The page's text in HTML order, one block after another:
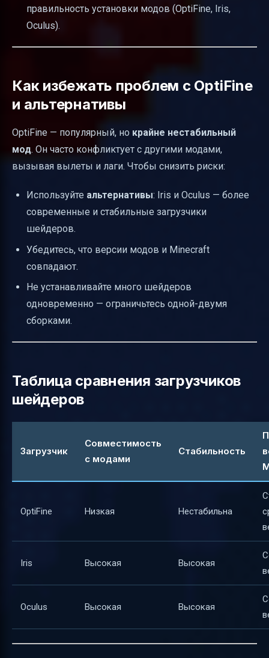
правильность установки модов (OptiFine, Iris,
Oculus).
Как избежать проблем с OptiFine
и альтернативы
OptiFine — популярный, но крайне нестабильный
мод. Он часто конфликтует с другими модами,
вызывая вылеты и лаги. Чтобы снизить риски:
Используйте альтернативы: Iris и Oculus — более
современные и стабильные загрузчики
шейдеров.
Убедитесь, что версии модов и Minecraft
совпадают.
Не устанавливайте много шейдеров
одновременно — ограничьтесь одной-двумя
сборками.
Таблица сравнения загрузчиков
шейдеров
Загрузчик
Совместимость
с модами
Стабильность
OptiFine Низкая Нестабильна
Iris Высокая Высокая
Oculus Высокая Высокая